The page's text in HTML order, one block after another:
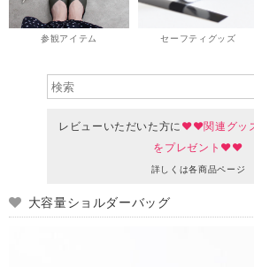
参観アイテム セーフティグッズ
レビューいただいた方に ♥♥関連グッ
をプレゼント♥♥
詳しくは各商品ページ
大容量ショルダーバッグ